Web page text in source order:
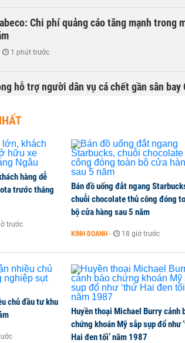
Chi phí quảng cáo tăng mạnh trong
1 phút trước
hỗ trợ người dân vụ cá chết gần sân bay
hàng dễ
trước tháng
trước
Bán đồ uống đắt ngang
chuỗi chocolate thủ công đóng
bộ cửa hàng sau 5 năm
KINH DOANH - 18 giờ trước
chủ đầu tư khu
Huyền thoại Michael Burry cảnh
chứng khoán Mỹ sắp sụp đổ như
Hai đen tối’ năm 1987